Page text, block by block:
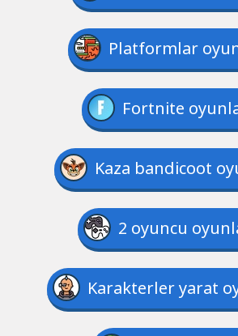
Platformlar
Fortnite
Kaza bandicoot
2 oyuncu
Karakterler yarat